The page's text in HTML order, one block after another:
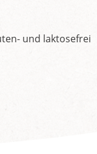
und laktosefrei